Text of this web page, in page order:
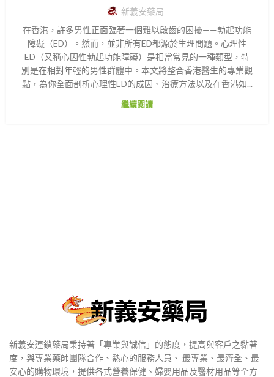
新義安藥局
在香港，許多男性正面臨著一個難以啟齒的困擾——勃起功能
障礙（ED）。然而，並非所有ED都源於生理問題。心理性
ED（又稱心因性勃起功能障礙）是相當常見的一種類型，特
別是在相對年輕的男性群體中。本文將整合香港醫生的專業觀
點，為你全面剖析心理性ED的成因、治療方法以及在香港如...
繼續閱讀
新義安連鎖藥局秉持著「專業與誠信」的態度，提高與客戶之黏著
度，與專業藥師團隊合作、熱心的服務人員、 最專業、最齊全、最
安心的購物環境，提供各式營養保健、婦嬰用品及醫材用品等全方